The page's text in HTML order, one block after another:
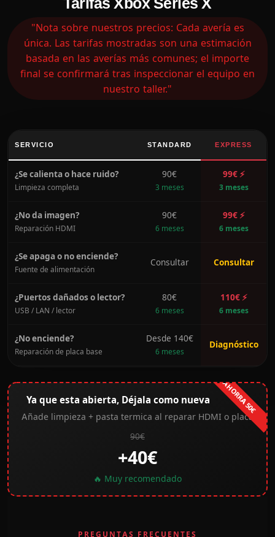
"Nota sobre nuestros precios: Cada avería es
única. Las tarifas mostradas son una estimación
basada en las averías más comunes; el importe
final se confirmará tras inspeccionar el equipo en
nuestro taller."
SERVICIO STANDARD EXPRESS
¿Se calienta o hace ruido?
Limpieza completa
90€
3 meses
99€ ⚡
3 meses
¿No da imagen?
Reparación HDMI
90€
6 meses
99€ ⚡
6 meses
¿Se apaga o no enciende?
Fuente de alimentación
Consultar Consultar
¿Puertos dañados o lector?
USB / LAN / lector
80€
6 meses
110€ ⚡
6 meses
¿No enciende?
Reparación de placa base
Desde 140€
6 meses
Diagnóstico
AHORRA 50€
Ya que esta abierta, Déjala como nueva
Añade limpieza + pasta termica al reparar HDMI o placa
90€
+40€
🔥 Muy recomendado
PREGUNTAS FRECUENTES